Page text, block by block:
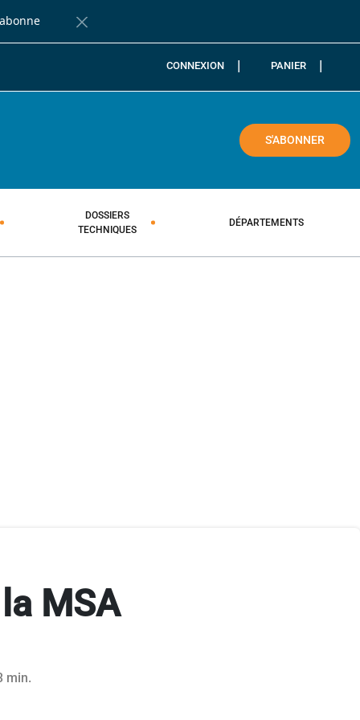
Fermer la barre de notification
CONNEXION PANIER
S'ABONNER
DOSSIERS
TECHNIQUES
DÉPARTEMENTS
MSA
min.